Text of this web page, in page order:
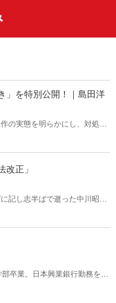
」を特別公開！｜島田洋
の実態を明らかにし、対処法
改正」
記し志半ばで逝った中川昭一
開する。
卒業。日本興業銀行勤務を経